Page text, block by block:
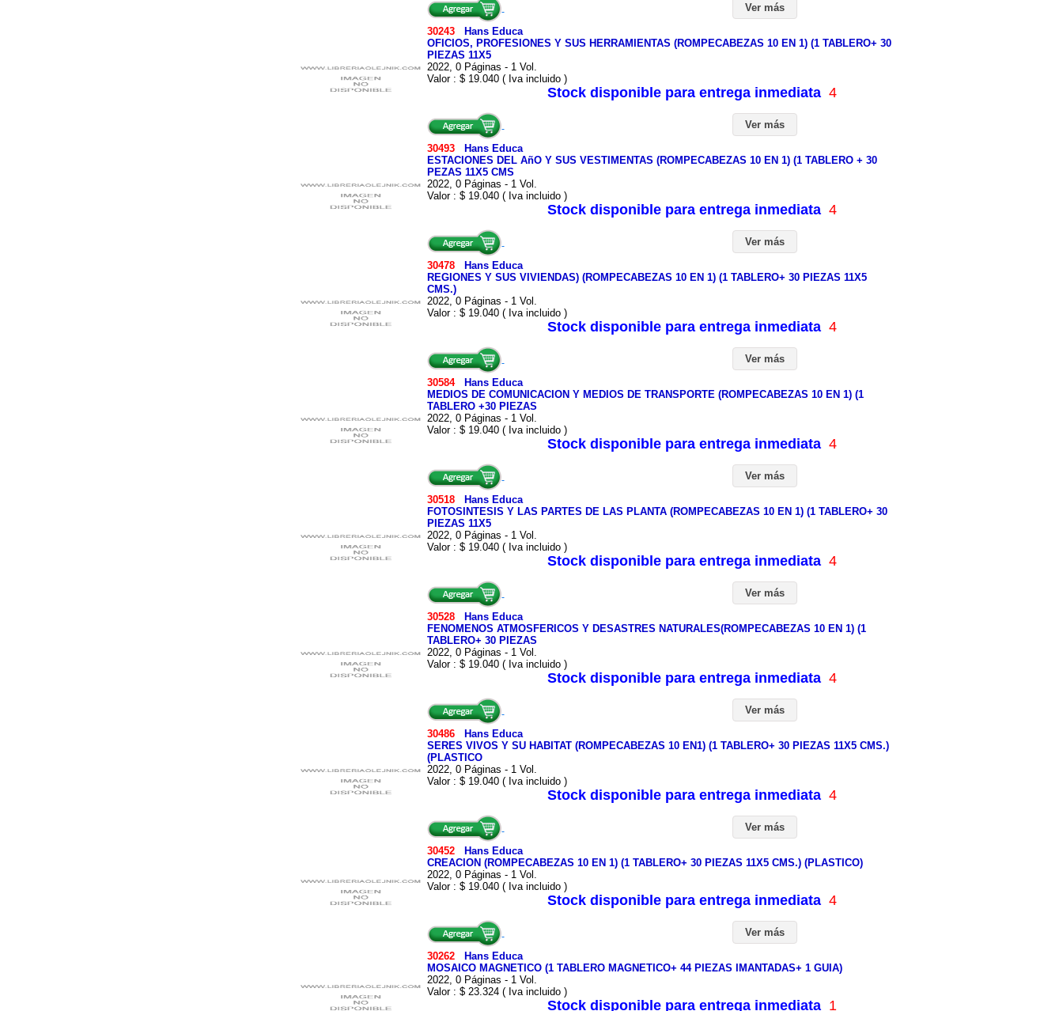
Ver más
30243
Hans Educa
OFICIOS, PROFESIONES Y SUS HERRAMIENTAS (ROMPECABEZAS 10 EN 1) (1 TABLERO+ 30
PIEZAS 11X5
2022, 0 Páginas - 1 Vol.
Valor : $ 19.040 ( Iva incluido )
Stock disponible para entrega inmediata 4
Ver más
30493
Hans Educa
ESTACIONES DEL AñO Y SUS VESTIMENTAS (ROMPECABEZAS 10 EN 1) (1 TABLERO + 30
PEZAS 11X5 CMS
2022, 0 Páginas - 1 Vol.
Valor : $ 19.040 ( Iva incluido )
Stock disponible para entrega inmediata 4
Ver más
30478
Hans Educa
REGIONES Y SUS VIVIENDAS) (ROMPECABEZAS 10 EN 1) (1 TABLERO+ 30 PIEZAS 11X5
CMS.)
2022, 0 Páginas - 1 Vol.
Valor : $ 19.040 ( Iva incluido )
Stock disponible para entrega inmediata 4
Ver más
30584
Hans Educa
MEDIOS DE COMUNICACION Y MEDIOS DE TRANSPORTE (ROMPECABEZAS 10 EN 1) (1
TABLERO +30 PIEZAS
2022, 0 Páginas - 1 Vol.
Valor : $ 19.040 ( Iva incluido )
Stock disponible para entrega inmediata 4
Ver más
30518
Hans Educa
FOTOSINTESIS Y LAS PARTES DE LAS PLANTA (ROMPECABEZAS 10 EN 1) (1 TABLERO+ 30
PIEZAS 11X5
2022, 0 Páginas - 1 Vol.
Valor : $ 19.040 ( Iva incluido )
Stock disponible para entrega inmediata 4
Ver más
30528
Hans Educa
FENOMENOS ATMOSFERICOS Y DESASTRES NATURALES(ROMPECABEZAS 10 EN 1) (1
TABLERO+ 30 PIEZAS
2022, 0 Páginas - 1 Vol.
Valor : $ 19.040 ( Iva incluido )
Stock disponible para entrega inmediata 4
Ver más
30486
Hans Educa
SERES VIVOS Y SU HABITAT (ROMPECABEZAS 10 EN1) (1 TABLERO+ 30 PIEZAS 11X5 CMS.)
(PLASTICO
2022, 0 Páginas - 1 Vol.
Valor : $ 19.040 ( Iva incluido )
Stock disponible para entrega inmediata 4
Ver más
30452
Hans Educa
CREACION (ROMPECABEZAS 10 EN 1) (1 TABLERO+ 30 PIEZAS 11X5 CMS.) (PLASTICO)
2022, 0 Páginas - 1 Vol.
Valor : $ 19.040 ( Iva incluido )
Stock disponible para entrega inmediata 4
Ver más
30262
Hans Educa
MOSAICO MAGNETICO (1 TABLERO MAGNETICO+ 44 PIEZAS IMANTADAS+ 1 GUIA)
2022, 0 Páginas - 1 Vol.
Valor : $ 23.324 ( Iva incluido )
Stock disponible para entrega inmediata 1